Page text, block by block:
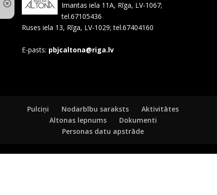
Imantas iela 11A, Rīga, LV-1067;
tel.67105436
Ruses iela 13, Rīga, LV-1029; tel.67404160
E-pasts: pbjcaltona@riga.lv
Pulciņi Nodarbību saraksts
Aktivitātes
Altonas lepnums
Dokumenti
Personas datu apstrāde